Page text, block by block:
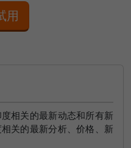
用
相关的最新动态和所有新
关的最新分析、价格、新